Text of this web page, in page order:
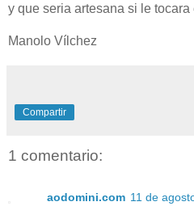
y que seria artesana si le
Manolo Vílchez
Compartir
1 comentario:
aodomini.com 11 de